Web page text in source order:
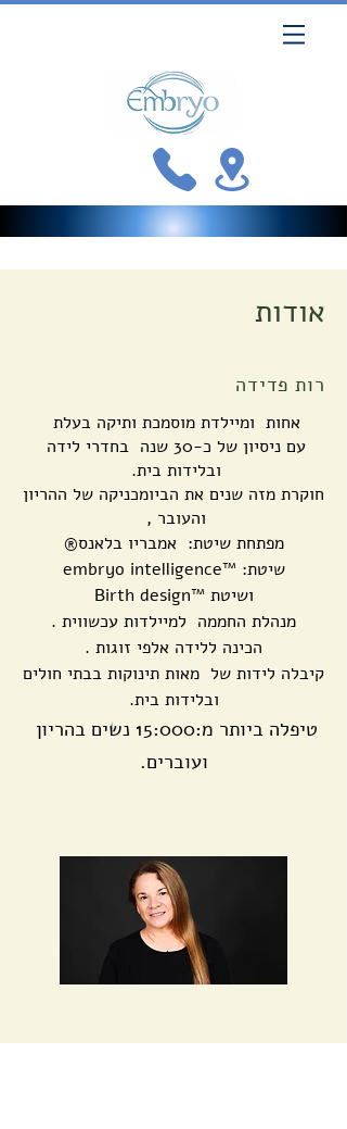
אודות
רות פדידה
אחות ומיילדת מוסמכת ותיקה בעלת
עם ניסיון של כ-30 שנה בחדרי לידה
ובלידות בית.
חוקרת מזה שנים את הביומכניקה של ההריון
והעובר ,
מפתחת שיטת: אמבריו בלאנס®
שיטת: ™embryo intelligence
ושיטת ™Birth design
מנהלת החממה למיילדות עכשווית .
הכינה ללידה אלפי זוגות .
קיבלה לידות של מאות תינוקות בבתי חולים
ובלידות בית.
טיפלה ביותר מ:15:000 נשים בהריון
ועוברים.